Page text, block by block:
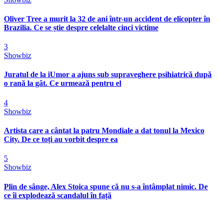
Oliver Tree a murit la 32 de ani într-un accident de elicopter în
Brazilia. Ce se știe despre celelalte cinci victime
3
Showbiz
Juratul de la iUmor a ajuns sub supraveghere psihiatrică după
o rană la gât. Ce urmează pentru el
4
Showbiz
Artista care a cântat la patru Mondiale a dat tonul la Mexico
City. De ce toți au vorbit despre ea
5
Showbiz
Plin de sânge, Alex Stoica spune că nu s-a întâmplat nimic. De
ce îi explodează scandalul în față